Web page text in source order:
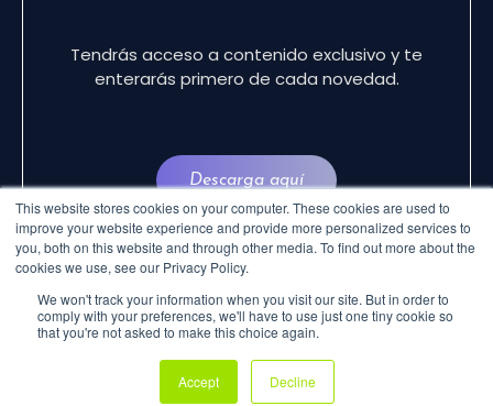
This website stores cookies on your computer. These cookies are used to
improve your website experience and provide more personalized services to
you, both on this website and through other media. To find out more about the
cookies we use, see our Privacy Policy.
We won't track your information when you visit our site. But in order to
comply with your preferences, we'll have to use just one tiny cookie so
that you're not asked to make this choice again.
Accept Decline
Tendrás acceso a contenido exclusivo y te
enterarás primero de cada novedad.
Descarga aquí
© 2024 CVCLAVOZ . TODOS LOS DERECHOS
RESERVADOS.